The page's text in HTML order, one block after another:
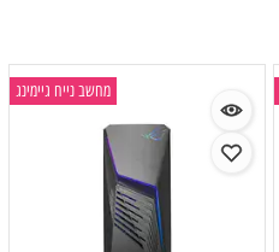
מחשב נייח גיימינג